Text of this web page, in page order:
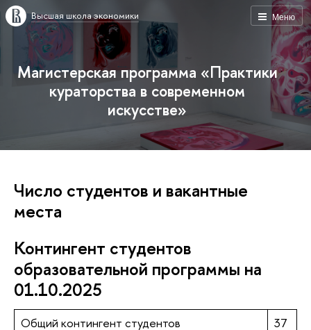
Меню
Высшая школа экономики
Магистерская программа «Практики
кураторства в современном
искусстве»
Число студентов и вакантные
места
Контингент студентов
образовательной программы на
01.10.2025
Общий контингент студентов
37